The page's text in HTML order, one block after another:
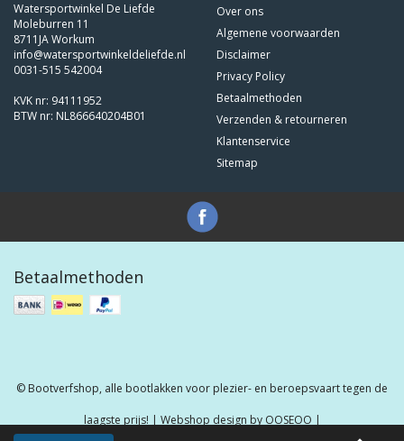
Watersportwinkel De Liefde
Moleburren 11
8711JA Workum
info@watersportwinkeldeliefde.nl
0031-515 542004
KVK nr: 94111952
BTW nr: NL866640204B01
Over ons
Algemene voorwaarden
Disclaimer
Privacy Policy
Betaalmethoden
Verzenden & retourneren
Klantenservice
Sitemap
Betaalmethoden
© Bootverfshop, alle bootlakken voor plezier- en beroepsvaart tegen de
laagste prijs! | Webshop design by OOSEOO |